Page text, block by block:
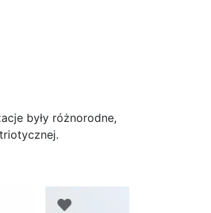
były różnorodne,